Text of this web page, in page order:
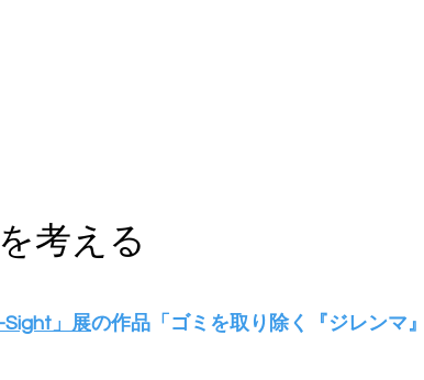
考える
Sight」展の作品「ゴミを取り除く『ジレンマ』